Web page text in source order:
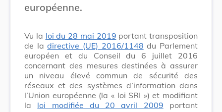
européenne.
Vu la loi du 28 mai 2019 portant transposition
de ladirective (UE) 2016/1148 du Parlement
européen et du Conseil du 6 juillet 2016
concernant des mesures destinées à assurer
un niveau élevé commun de sécurité des
réseaux et des systèmes d’information dans
l’Union européenne (la « loi SRI ») et modifiant
la loi modifiée du 20 avril 2009 portant